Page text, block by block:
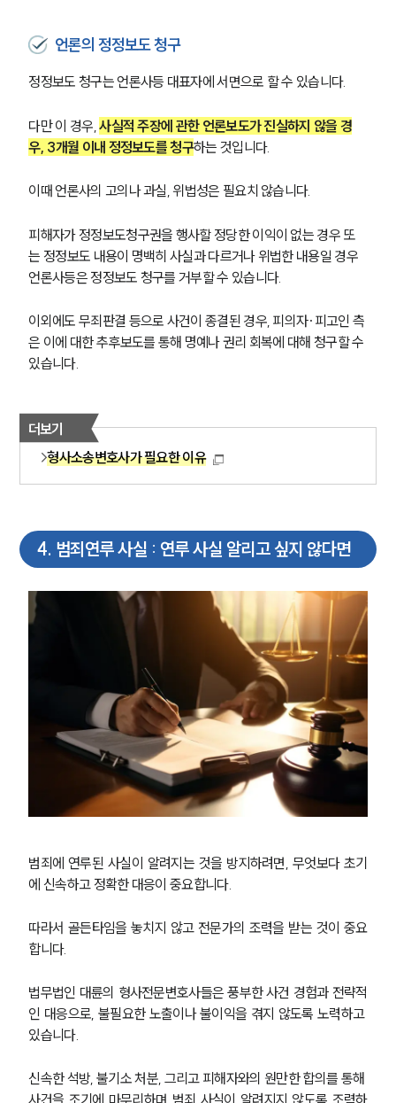
형사소송·상담후기
업무분야
형사그룹 업무
전체
형사전문변호사
언론보도
세미나
대륜법률상담예약
대륜법률상담예약
언론의 정정보도 청구
정정보도 청구는 언론사등 대표자에 서면으로 할 수 있습니다.
다만 이 경우, 사실적 주장에 관한 언론보도가 진실하지 않을 경
우, 3개월 이내 정정보도를 청구하는 것입니다.
이때 언론사의 고의나 과실, 위법성은 필요치 않습니다.
피해자가 정정보도청구권을 행사할 정당한 이익이 없는 경우 또
는 정정보도 내용이 명백히 사실과 다르거나 위법한 내용일 경우
언론사등은 정정보도 청구를 거부할 수 있습니다.
이외에도 무죄판결 등으로 사건이 종결된 경우, 피의자·피고인 측
은 이에 대한 추후보도를 통해 명예나 권리 회복에 대해 청구할 수
있습니다.
더보기
형사소송변호사가 필요한 이유
4. 범죄연루 사실 : 연루 사실 알리고 싶지 않다면
범죄에 연루된 사실이 알려지는 것을 방지하려면, 무엇보다 초기
에 신속하고 정확한 대응이 중요합니다.
따라서 골든타임을 놓치지 않고 전문가의 조력을 받는 것이 중요
합니다.
법무법인 대륜의 형사전문변호사들은 풍부한 사건 경험과 전략적
인 대응으로, 불필요한 노출이나 불이익을 겪지 않도록 노력하고
있습니다.
신속한 석방, 불기소 처분, 그리고 피해자와의 원만한 합의를 통해
사건을 조기에 마무리하며 범죄 사실이 알려지지 않도록 조력하